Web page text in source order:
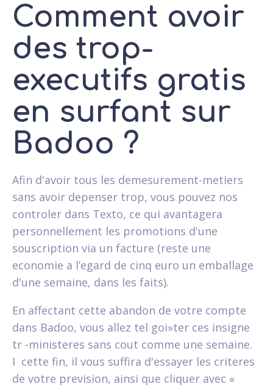
Comment avoir
des trop-
executifs gratis
en surfant sur
Badoo ?
Afin d'avoir tous les demesurement-metiers
sans avoir depenser trop, vous pouvez nos
controler dans Texto, ce qui avantagera
personnellement les promotions d'une
souscription via un facture (reste une
economie a l’egard de cinq euro un emballage
d'une semaine, dans les faits).
En affectant cette abandon de votre compte
dans Badoo, vous allez tel goi»ter ces insigne
tr -ministeres sans cout comme une semaine.
I cette fin, il vous suffira d'essayer les criteres
de votre prevision, ainsi que cliquer avec «